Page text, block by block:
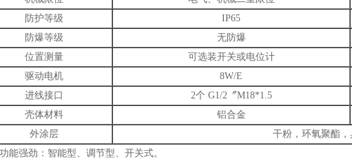
防护等级
IP65
防爆等级
无防爆
位置测量
可选装开关或电位计
驱动电机
8W/E
进线接口
2个 G1/2〞M18*1.5
壳体材料
铝合金
外涂层
干粉，环氧聚酯
功能强劲：智能型、调节型、开关式。